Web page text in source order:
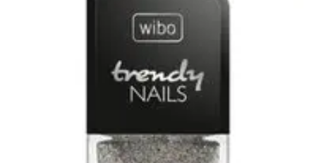
InspiracjeBudowa i materiały